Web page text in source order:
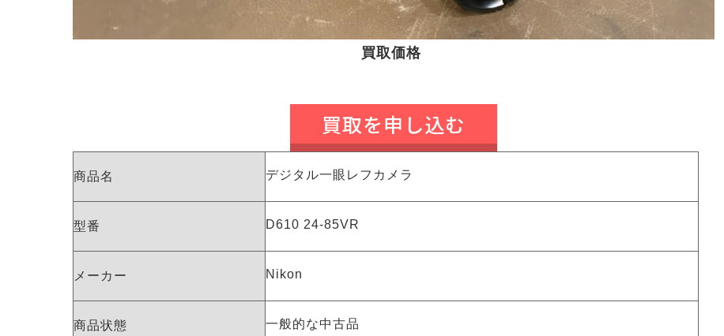
買取価格
買取を申し込む
商品名 デジタル一眼レフカメラ
型番 D610 24-85VR
メーカー Nikon
商品状態 一般的な中古品